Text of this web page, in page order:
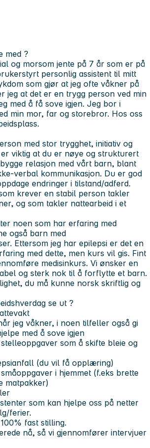
med ?
og morsom jente på 7 år som er på
personlig assistent til mitt
som gjør at jeg ofte våkner på
jeg at det er en trygg person ved min
med å få sove igjen. Jeg bor i
min mor, far og storebror. Hos oss
med stor trygghet, initiativ og
viktig at du er nøye og strukturert
relasjon med vårt barn, blant
verbal kommunikasjon. Du er god
endringer i tilstand/adferd.
krever en stabil person takler
og som takler nattearbeid i et
noen som har erfaring med
også barn med
Ettersom jeg har epilepsi er det en
med dette, men kurs vil gis. Fint
medisinkurs. Vi ønsker en
og sterk nok til å forflytte et barn.
du må kunne norsk skriftlig og
se ut ?
jeg våkner, i noen tilfeller også gi
med å sove igjen
som å skifte bleie og
(du vil få opplæring)
i hjemmet (f.eks brette
matpakker)
som kan hjelpe oss på netter
ferier.
fast stilling.
nå, så vi gjennomfører intervjuer